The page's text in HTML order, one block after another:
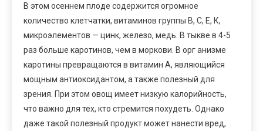
В этом осеннем плоде содержится огромное
количество клетчатки, витаминов группы В, С, Е, К,
микроэлементов — цинк, железо, медь. В тыкве в 4-5
раз больше каротинов, чем в моркови. В орг анизме
каротины превращаются в витамин A, являющийся
мощным антиоксидантом, а также полезный для
зрения. При этом овощ имеет низкую калорийность,
что важно для тех, кто стремится похудеть. Однако
даже такой полезный продукт может нанести вред,